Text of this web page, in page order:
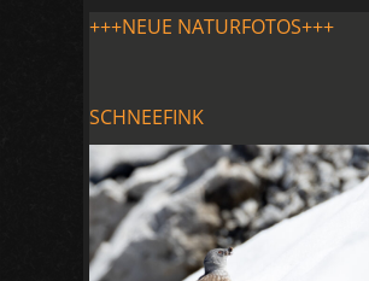
+++NEUE NATURFOTOS+++
SCHNEEFINK